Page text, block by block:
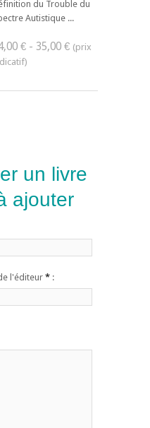
du Trouble du
Autistique ...
€ - 35,00 €
un livre
ajouter
l'éditeur * :